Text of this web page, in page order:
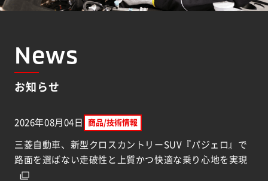
News
お知らせ
2026年08月04日 商品/技術情報
三菱自動車、新型クロスカントリーSUV『パジェロ』で
路面を選ばない走破性と上質かつ快適な乗り心地を実現